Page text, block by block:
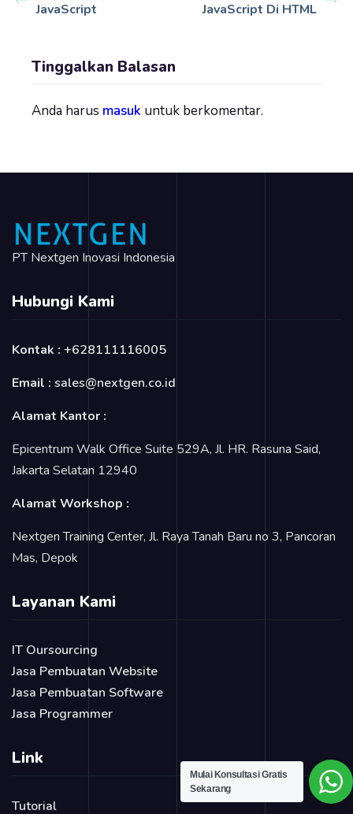
JavaScript
JavaScript Di HTML
Tinggalkan Balasan
Anda harus masuk untuk berkomentar.
PT Nextgen Inovasi Indonesia
Hubungi Kami
Kontak : +628111116005
Email : sales@nextgen.co.id
Alamat Kantor :
Epicentrum Walk Office Suite 529A, Jl. HR. Rasuna Said,
Jakarta Selatan 12940
Alamat Workshop :
Nextgen Training Center, Jl. Raya Tanah Baru no 3, Pancoran
Mas, Depok
Layanan Kami
IT Oursourcing
Jasa Pembuatan Website
Jasa Pembuatan Software
Jasa Programmer
Link
Tutorial
Mulai Konsultasi Gratis
Sekarang